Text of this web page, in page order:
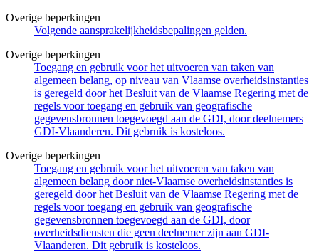
Overige beperkingen
Volgende aansprakelijkheidsbepalingen gelden.
Overige beperkingen
Toegang en gebruik voor het uitvoeren van taken van
algemeen belang, op niveau van Vlaamse overheidsinstanties
is geregeld door het Besluit van de Vlaamse Regering met de
regels voor toegang en gebruik van geografische
gegevensbronnen toegevoegd aan de GDI, door deelnemers
GDI-Vlaanderen. Dit gebruik is kosteloos.
Overige beperkingen
Toegang en gebruik voor het uitvoeren van taken van
algemeen belang door niet-Vlaamse overheidsinstanties is
geregeld door het Besluit van de Vlaamse Regering met de
regels voor toegang en gebruik van geografische
gegevensbronnen toegevoegd aan de GDI, door
overheidsdiensten die geen deelnemer zijn aan GDI-
Vlaanderen. Dit gebruik is kosteloos.